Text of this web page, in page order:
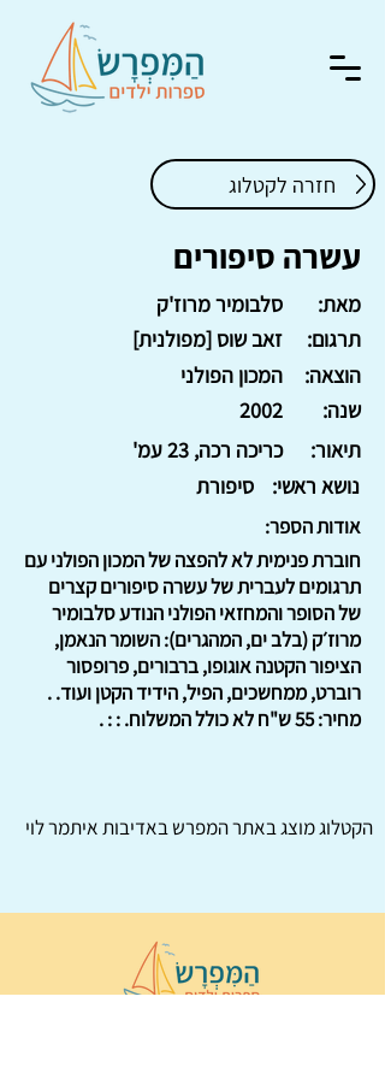
חזרה לקטלוג
עשרה סיפורים
סלבומיר מרוז'ק
מאת:
זאב שוס [מפולנית]
תרגום:
המכון הפולני
הוצאה:
2002
שנה:
כריכה רכה, 23 עמ'
תיאור:
סיפורת
נושא ראשי:
אודות הספר:
חוברת פנימית לא להפצה של המכון הפולני עם
תרגומים לעברית של עשרה סיפורים קצרים
של הסופר והמחזאי הפולני הנודע סלבומיר
מרוז׳ק (בלב ים, המהגרים): השומר הנאמן,
הציפור הקטנה אוגופו, ברבורים, פרופסור
רוברט, ממחשכים, הפיל, הידיד הקטן ועוד. .
מחיר: 55 ש"ח לא כולל המשלוח. : : .
הקטלוג מוצג באתרהמפרשבאדיבות איתמר לוי